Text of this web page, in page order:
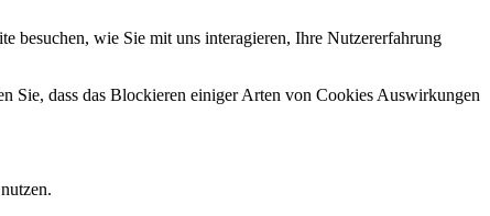
besuchen, wie Sie mit uns interagieren, Ihre Nutzererfahrung
Sie, dass das Blockieren einiger Arten von Cookies Auswirkungen